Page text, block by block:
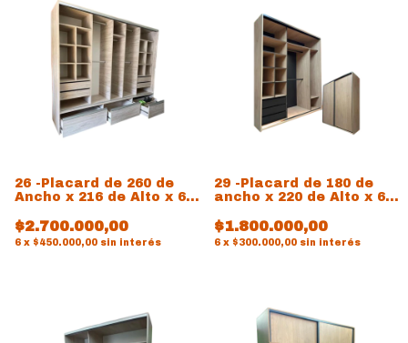
26 -Placard de 260 de
Ancho x 216 de Alto x 60
$2.700.000,00
6 x $450.000,00 sin interés
29 -Placard de 180 de
ancho x 220 de Alto x 60
$1.800.000,00
6 x $300.000,00 sin interés